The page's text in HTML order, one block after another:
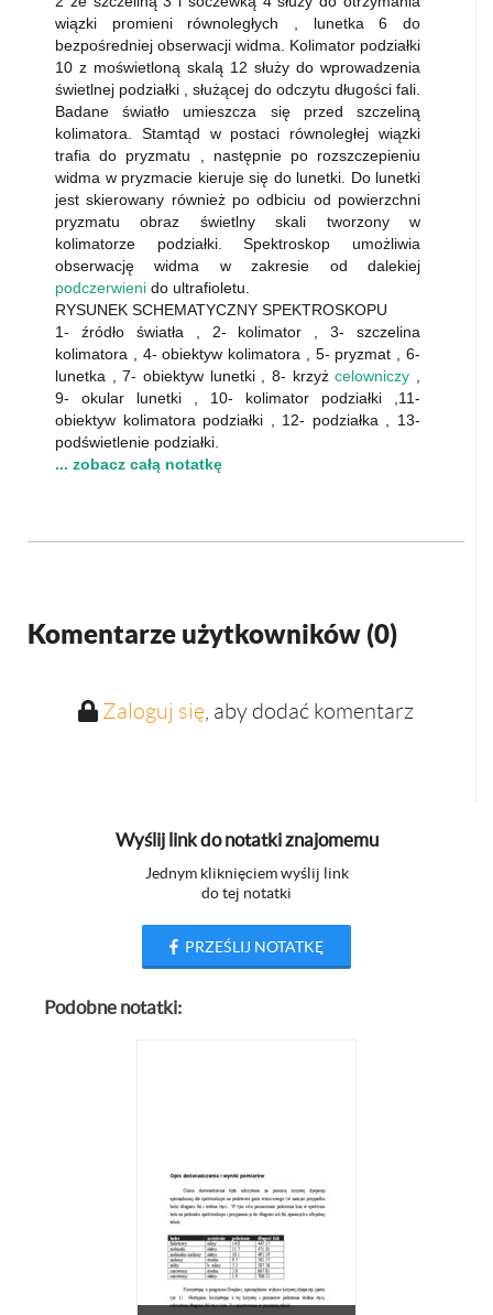
wiązki promieni równoległych , lunetka 6 do
bezpośredniej obserwacji widma. Kolimator podziałki
10 z moświetloną skalą 12 służy do wprowadzenia
świetlnej podziałki , służącej do odczytu długości fali.
Badane światło umieszcza się przed szczeliną
kolimatora. Stamtąd w postaci równoległej wiązki
trafia do pryzmatu , następnie po rozszczepieniu
widma w pryzmacie kieruje się do lunetki. Do lunetki
jest skierowany również po odbiciu od powierzchni
pryzmatu obraz świetlny skali tworzony w
kolimatorze podziałki. Spektroskop umożliwia
obserwację widma w zakresie od dalekiej
podczerwieni do ultrafioletu.
RYSUNEK SCHEMATYCZNY SPEKTROSKOPU
1- źródło światła , 2- kolimator , 3- szczelina
kolimatora , 4- obiektyw kolimatora , 5- pryzmat , 6-
lunetka , 7- obiektyw lunetki , 8- krzyżcelowniczy
9- okular lunetki , 10- kolimator podziałki ,11-
obiektyw kolimatora podziałki , 12- podziałka , 13-
podświetlenie podziałki.
... zobacz całą notatkę
Komentarze użytkowników (0)
Zaloguj się, aby dodać komentarz
Wyślij link do notatki znajomemu
Jednym kliknięciem wyślij link
do tej notatki
PRZEŚLIJ NOTATKĘ
Podobne notatki: